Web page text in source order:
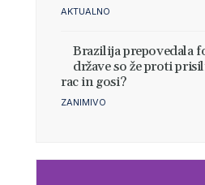
AKTUALNO
Brazilija prepovedala
države so že proti
rac in gosi?
ZANIMIVO